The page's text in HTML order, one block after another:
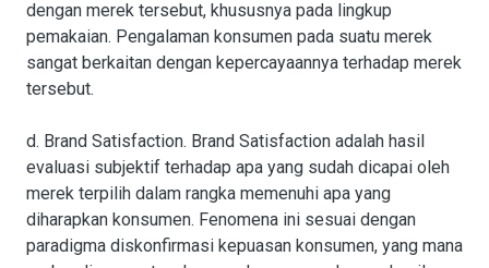
dengan merek tersebut, khususnya pada lingkup
pemakaian. Pengalaman konsumen pada suatu merek
sangat berkaitan dengan kepercayaannya terhadap merek
tersebut.
d. Brand Satisfaction. Brand Satisfaction adalah hasil
evaluasi subjektif terhadap apa yang sudah dicapai oleh
merek terpilih dalam rangka memenuhi apa yang
diharapkan konsumen. Fenomena ini sesuai dengan
paradigma diskonfirmasi kepuasan konsumen, yang mana